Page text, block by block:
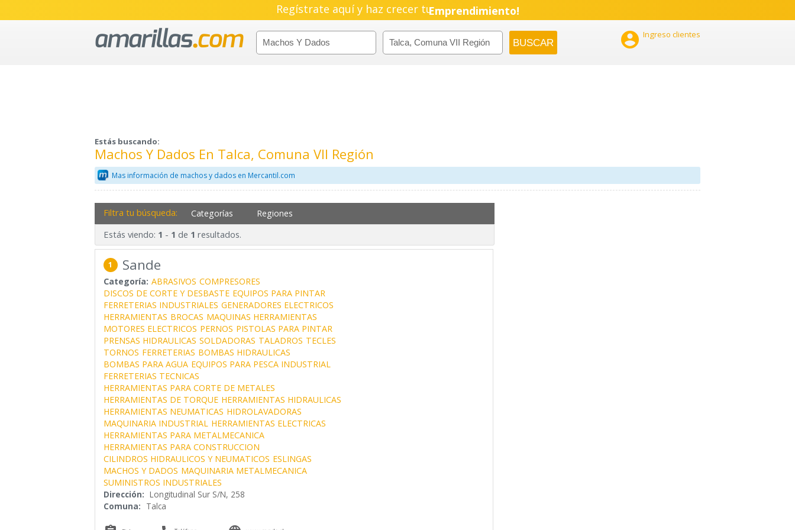
Regístrate aquí y haz crecer tuEmprendimiento!
 Ingreso clientes
Estás buscando:
Machos Y Dados En Talca, Comuna VII Región
Mas información de machos y dados en Mercantil.com
Filtra tu búsqueda: Categorías Regiones
Estás viendo: 1 - 1 de 1 resultados.
1 Sande
Categoría: ABRASIVOS COMPRESORES
DISCOS DE CORTE Y DESBASTE EQUIPOS PARA PINTAR
FERRETERIAS INDUSTRIALES GENERADORES ELECTRICOS
HERRAMIENTAS BROCAS MAQUINAS HERRAMIENTAS
MOTORES ELECTRICOS PERNOS PISTOLAS PARA PINTAR
PRENSAS HIDRAULICAS SOLDADORAS TALADROS TECLES
TORNOS FERRETERIAS BOMBAS HIDRAULICAS
BOMBAS PARA AGUA EQUIPOS PARA PESCA INDUSTRIAL
FERRETERIAS TECNICAS
HERRAMIENTAS PARA CORTE DE METALES
HERRAMIENTAS DE TORQUE HERRAMIENTAS HIDRAULICAS
HERRAMIENTAS NEUMATICAS HIDROLAVADORAS
MAQUINARIA INDUSTRIAL HERRAMIENTAS ELECTRICAS
HERRAMIENTAS PARA METALMECANICA
HERRAMIENTAS PARA CONSTRUCCION
CILINDROS HIDRAULICOS Y NEUMATICOS ESLINGAS
MACHOS Y DADOS MAQUINARIA METALMECANICA
SUMINISTROS INDUSTRIALES
Dirección: Longitudinal Sur S/N, 258
Comuna: Talca